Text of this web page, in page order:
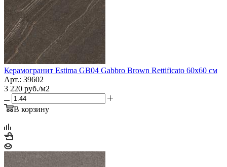
Керамогранит Estima GB04 Gabbro Brown Rettificato 60x60 см
Арт.: 39602
3 220 руб./м2
В корзину